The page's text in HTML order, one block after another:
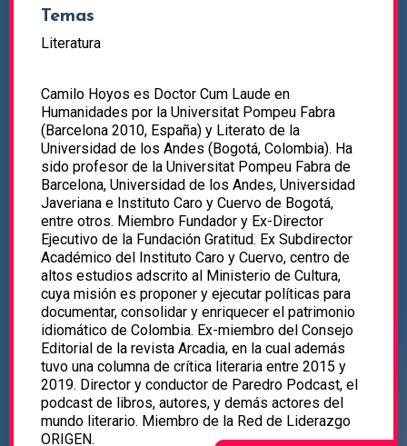
Temas
Literatura
Camilo Hoyos es Doctor Cum Laude en
Humanidades por la Universitat Pompeu Fabra
(Barcelona 2010, España) y Literato de la
Universidad de los Andes (Bogotá, Colombia). Ha
sido profesor de la Universitat Pompeu Fabra de
Barcelona, Universidad de los Andes, Universidad
Javeriana e Instituto Caro y Cuervo de Bogotá,
entre otros. Miembro Fundador y Ex-Director
Ejecutivo de la Fundación Gratitud. Ex Subdirector
Académico del Instituto Caro y Cuervo, centro de
altos estudios adscrito al Ministerio de Cultura,
cuya misión es proponer y ejecutar políticas para
documentar, consolidar y enriquecer el patrimonio
idiomático de Colombia. Ex-miembro del Consejo
Editorial de la revista Arcadia, en la cual además
tuvo una columna de crítica literaria entre 2015 y
2019. Director y conductor de Paredro Podcast, el
podcast de libros, autores, y demás actores del
mundo literario. Miembro de la Red de Liderazgo
ORIGEN.